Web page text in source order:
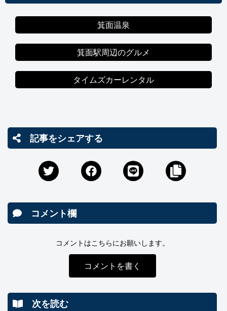
箕面温泉
箕面駅周辺のグルメ
タイムズカーレンタル
記事をシェアする
コメント欄
コメントはこちらにお願いします。
コメントを書く
次を読む